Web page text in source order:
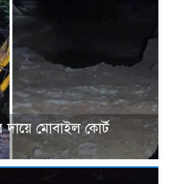
দায়ে মোবাইল কোর্ট